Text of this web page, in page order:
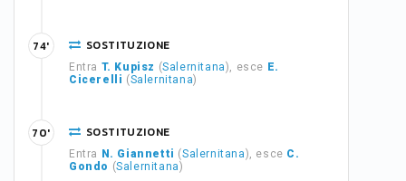
SOSTITUZIONE
Entra T. Kupisz (Salernitana), esce E.
Cicerelli (Salernitana)
74'
SOSTITUZIONE
Entra N. Giannetti (Salernitana), esce C.
Gondo (Salernitana)
70'